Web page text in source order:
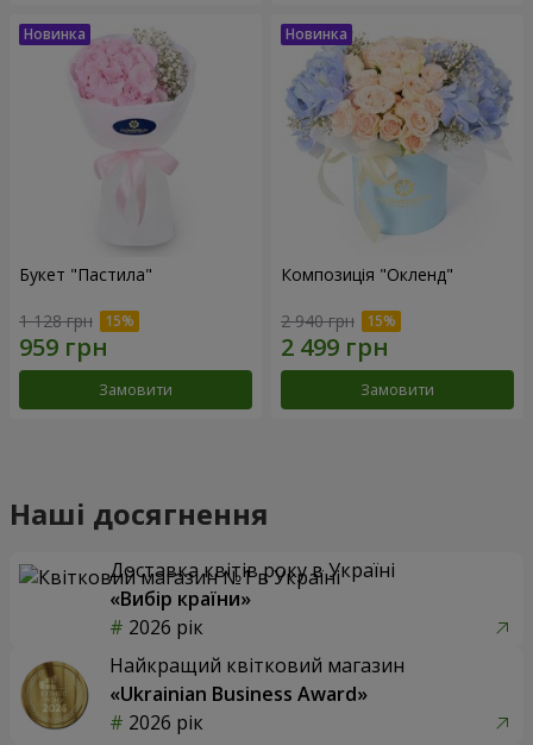
Букет "Пастила"
1 128 грн
Замовити
Композиція "Окленд"
2 940 грн
Замовити
Наші досягнення
Доставка квітів року в Україні
«Вибір країни»
2026 рік
Найкращий квітковий магазин
«Ukrainian Business Award»
2026 рік